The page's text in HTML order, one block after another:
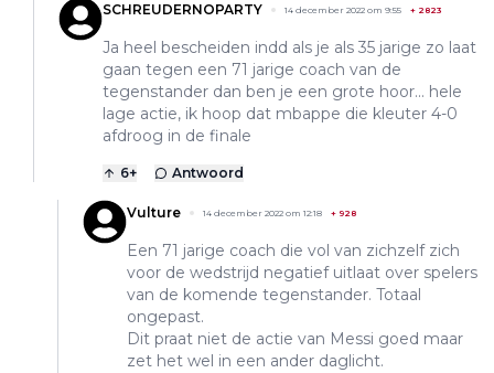
SCHREUDERNOPARTY 14 december 2022 om 9:55 + 2823
Ja heel bescheiden indd als je als 35 jarige zo laat
gaan tegen een 71 jarige coach van de
tegenstander dan ben je een grote hoor... hele
lage actie, ik hoop dat mbappe die kleuter 4-0
afdroog in de finale
6+ Antwoord
Vulture 14 december 2022 om 12:18 + 928
Een 71 jarige coach die vol van zichzelf zich
voor de wedstrijd negatief uitlaat over spelers
van de komende tegenstander. Totaal
ongepast.
Dit praat niet de actie van Messi goed maar
zet het wel in een ander daglicht.